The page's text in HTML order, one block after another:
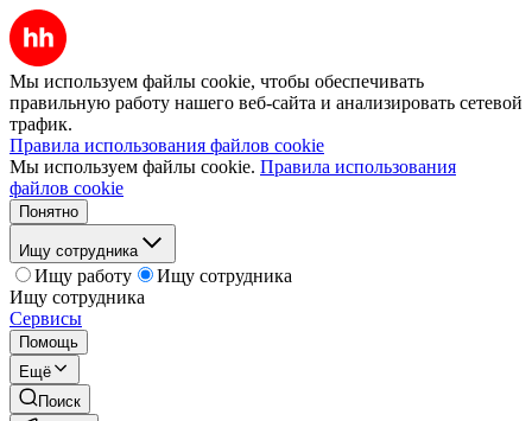
Мы используем файлы cookie, чтобы обеспечивать
правильную работу нашего веб-сайта и анализировать сетевой
трафик.
Правила использования файлов cookie
Мы используем файлы cookie. Правила использования
файлов cookie
Понятно
Ищу сотрудника
Ищу работу
Ищу сотрудника
Ищу сотрудника
Сервисы
Помощь
Ещё
Поиск